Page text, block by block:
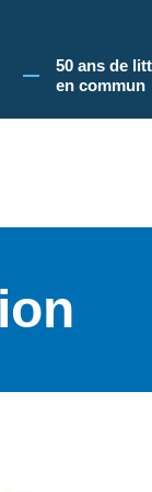
votre navigation sur le
50 ans de
en commun​